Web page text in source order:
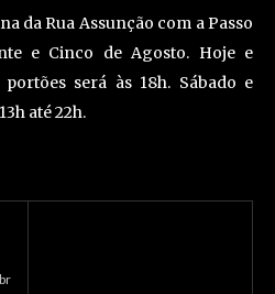
da Rua Assunção com a Passo
e Cinco de Agosto. Hoje e
será às 18h. Sábado e
até 22h.